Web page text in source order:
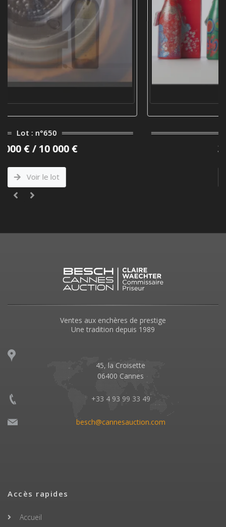
Lot : n°661
Ventes aux enchères de prestige
Une tradition depuis 1989
45, la Croisette
06400 Cannes
+33 4 93 99 33 49
besch@cannesauction.com
Accès rapides
Accueil